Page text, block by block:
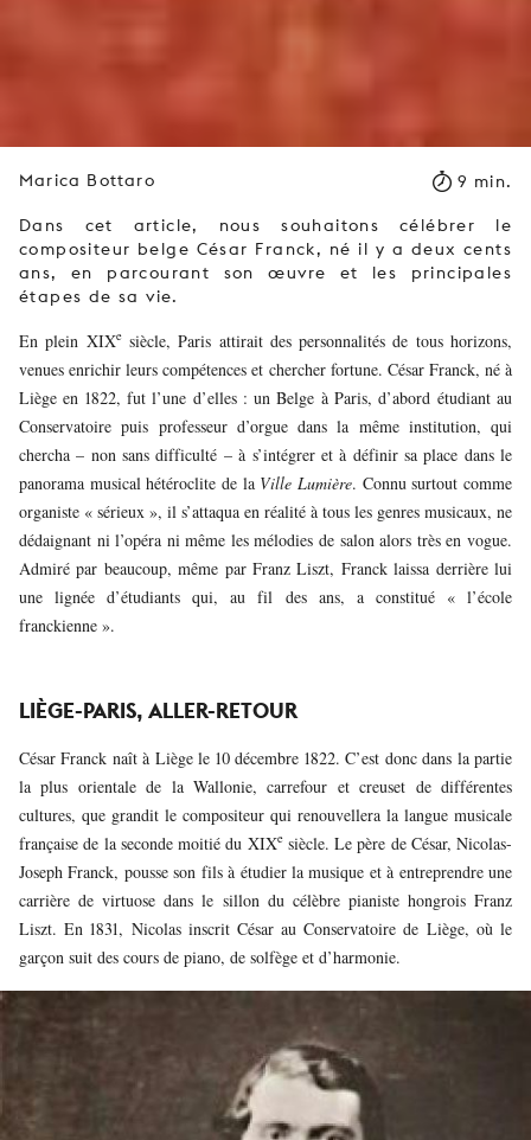
Marica Bottaro 9 min.
Dans cet article, nous souhaitons célébrer le
compositeur belge César Franck, né il y a deux cents
ans, en parcourant son œuvre et les principales
étapes de sa vie.
En plein XIXesiècle, Paris attirait des personnalités de tous horizons,
venues enrichir leurs compétences et chercher fortune. César Franck, né à
Liège en 1822, fut l’une d’elles : un Belge à Paris, d’abord étudiant au
Conservatoire puis professeur d’orgue dans la même institution, qui
chercha – non sans difficulté – à s’intégrer et à définir sa place dans le
panorama musical hétéroclite de la Ville Lumière. Connu surtout comme
organiste « sérieux », il s’attaqua en réalité à tous les genres musicaux, ne
dédaignant ni l’opéra ni même les mélodies de salon alors très en vogue.
Admiré par beaucoup, même par Franz Liszt, Franck laissa derrière lui
une lignée d’étudiants qui, au fil des ans, a constitué « l’école
franckienne ».
LIÈGE-PARIS, ALLER-RETOUR
César Franck naît à Liège le 10 décembre 1822. C’est donc dans la partie
la plus orientale de la Wallonie, carrefour et creuset de différentes
cultures, que grandit le compositeur qui renouvellera la langue musicale
française de la seconde moitié du XIXesiècle. Le père de César, Nicolas-
Joseph Franck, pousse son fils à étudier la musique et à entreprendre une
carrière de virtuose dans le sillon du célèbre pianiste hongrois Franz
Liszt. En 1831, Nicolas inscrit César au Conservatoire de Liège, où le
garçon suit des cours de piano, de solfège et d’harmonie.